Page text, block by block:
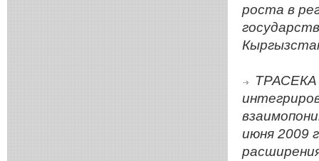
роста в
ТРАСЕКА
июня 2009